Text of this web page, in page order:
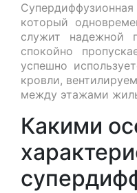
который
служит надежной
спокойно
успешно
кровли,
между этажами
Какими